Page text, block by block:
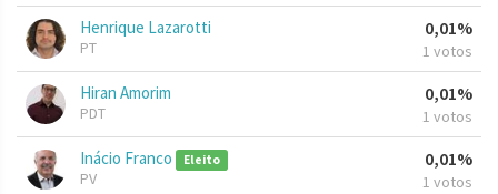
Henrique Lazarotti
PT
0,01%
1 votos
Hiran Amorim
PDT
0,01%
1 votos
Inácio Franco Eleito
PV
0,01%
1 votos